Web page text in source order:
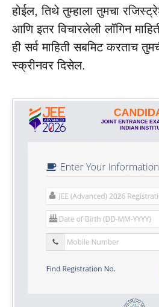
होईल, तिथे तुम्हाला तुमचा
आणि इतर विचारलेली लॉगिन
ही सर्व माहिती सबमिट करताच
स्क्रीनवर दिसेल.